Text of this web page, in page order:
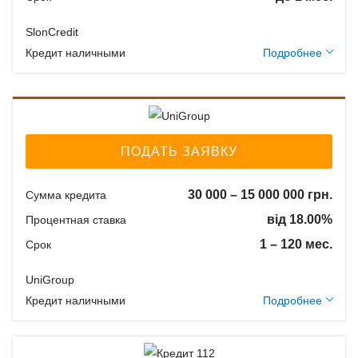
SlonCredit
Кредит наличными
Подробнее
Дополнительные
Aннуитет
Способ погашения:
Классический
Досрочное погашение:
Без страхования
Способы погашения
ПОДАТЬ ЗАЯВКУ
Сумма кредита 30 000 – 15 000 000 грн.
Процентная ставка від 18.00%
Срок 1 – 120 мес.
UniGroup
Кредит наличными
Подробнее
Дополнительные
Единоразовая комиссия: